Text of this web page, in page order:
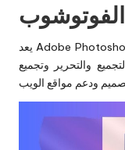
يعد Adobe Photoshop CS3 نسخة محسنة من Photoshop CS2،
والتحرير وتجميع